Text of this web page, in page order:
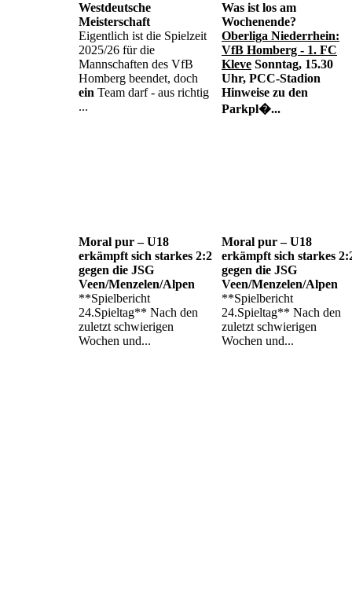
Westdeutsche
Meisterschaft
Eigentlich ist die Spielzeit
2025/26 für die
Mannschaften des VfB
Homberg beendet, doch
ein Team darf - aus richtig
...
Was ist los am
Wochenende?
Oberliga Niederrhein:
VfB Homberg - 1. FC
Kleve Sonntag, 15.30
Uhr, PCC-Stadion
Hinweise zu den
Parkpl�...
Moral pur – U18
erkämpft sich starkes 2:2
gegen die JSG
Veen/Menzelen/Alpen
**Spielbericht
24.Spieltag** Nach den
zuletzt schwierigen
Wochen und...
Moral pur – U18
erkämpft sich starkes
gegen die JSG
Veen/Menzelen/Alpen
**Spielbericht
24.Spieltag** Nach den
zuletzt schwierigen
Wochen und...